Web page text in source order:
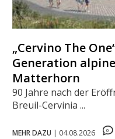
„Cervino The
Generation
Matterhorn
90 Jahre nach der
Breuil-Cervinia ...
MEHR DAZU | 04.08.2026 0